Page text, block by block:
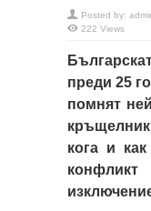
Posted by:
222 Views
преди 25
помнят
кога и